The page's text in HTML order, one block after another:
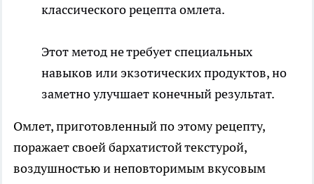
классического рецепта омлета.
Этот метод не требует специальных
навыков или экзотических продуктов, но
заметно улучшает конечный результат.
Омлет, приготовленный по этому рецепту,
поражает своей бархатистой текстурой,
воздушностью и неповторимым вкусовым